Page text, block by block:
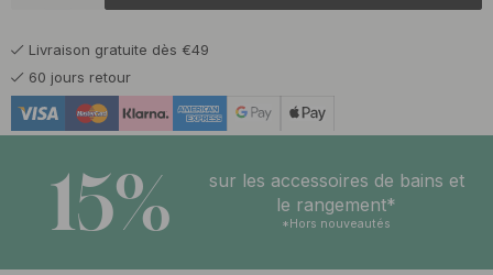
Livraison gratuite dès €49
60 jours retour
15%
sur les accessoires de bains et
le rangement*
*Hors nouveautés